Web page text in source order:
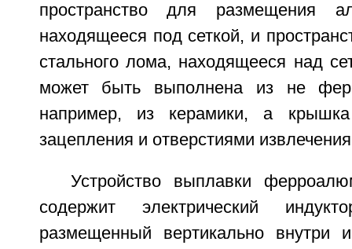
пространство для размещения
находящееся под сеткой, и
стального лома, находящееся над
может быть выполнена из не
например, из керамики, а
зацепления и отверстиями
Устройство выплавки
содержит электрический
размещенный вертикально внутри